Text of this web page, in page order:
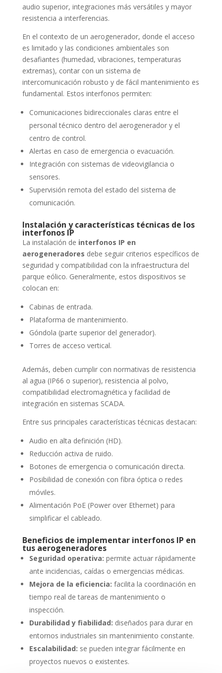
audio superior, integraciones más versátiles y mayor
resistencia a interferencias.
En el contexto de un aerogenerador, donde el acceso
es limitado y las condiciones ambientales son
desafiantes (humedad, vibraciones, temperaturas
extremas), contar con un sistema de
intercomunicación robusto y de fácil mantenimiento es
fundamental. Estos interfonos permiten:
Comunicaciones bidireccionales claras entre el
personal técnico dentro del aerogenerador y el
centro de control.
Alertas en caso de emergencia o evacuación.
Integración con sistemas de videovigilancia o
sensores.
Supervisión remota del estado del sistema de
comunicación.
Instalación y características técnicas de los
interfonos IP
La instalación de interfonos IP en
aerogeneradores debe seguir criterios específicos de
seguridad y compatibilidad con la infraestructura del
parque eólico. Generalmente, estos dispositivos se
colocan en:
Cabinas de entrada.
Plataforma de mantenimiento.
Góndola (parte superior del generador).
Torres de acceso vertical.
Además, deben cumplir con normativas de resistencia
al agua (IP66 o superior), resistencia al polvo,
compatibilidad electromagnética y facilidad de
integración en sistemas SCADA.
Entre sus principales características técnicas destacan:
Audio en alta definición (HD).
Reducción activa de ruido.
Botones de emergencia o comunicación directa.
Posibilidad de conexión con fibra óptica o redes
móviles.
Alimentación PoE (Power over Ethernet) para
simplificar el cableado.
Beneficios de implementar interfonos IP en
tus aerogeneradores
Seguridad operativa: permite actuar rápidamente
ante incidencias, caídas o emergencias médicas.
Mejora de la eficiencia: facilita la coordinación en
tiempo real de tareas de mantenimiento o
inspección.
Durabilidad y fiabilidad: diseñados para durar en
entornos industriales sin mantenimiento constante.
Escalabilidad: se pueden integrar fácilmente en
proyectos nuevos o existentes.